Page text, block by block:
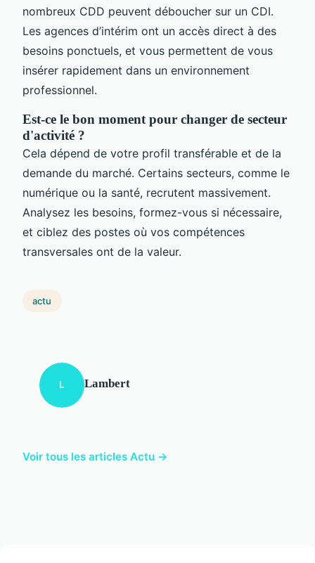
nombreux CDD peuvent déboucher sur un CDI.
Les agences d’intérim ont un accès direct à des
besoins ponctuels, et vous permettent de vous
insérer rapidement dans un environnement
professionnel.
Est-ce le bon moment pour changer de secteur
d'activité ?
Cela dépend de votre profil transférable et de la
demande du marché. Certains secteurs, comme le
numérique ou la santé, recrutent massivement.
Analysez les besoins, formez-vous si nécessaire,
et ciblez des postes où vos compétences
transversales ont de la valeur.
actu
L Lambert
Voir tous les articles Actu →